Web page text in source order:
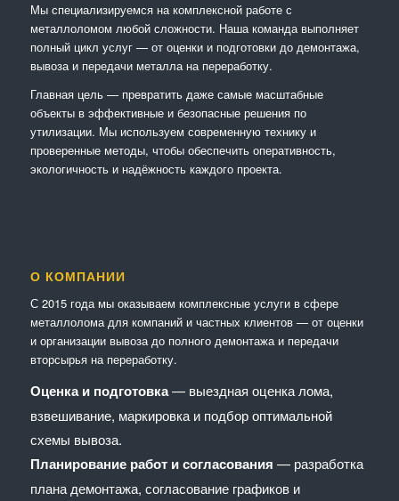
Мы специализируемся на комплексной работе с
металлоломом любой сложности. Наша команда выполняет
полный цикл услуг — от оценки и подготовки до демонтажа,
вывоза и передачи металла на переработку.
Главная цель — превратить даже самые масштабные
объекты в эффективные и безопасные решения по
утилизации. Мы используем современную технику и
проверенные методы, чтобы обеспечить оперативность,
экологичность и надёжность каждого проекта.
О КОМПАНИИ
С 2015 года мы оказываем комплексные услуги в сфере
металлолома для компаний и частных клиентов — от оценки
и организации вывоза до полного демонтажа и передачи
вторсырья на переработку.
Оценка и подготовка— выездная оценка лома,
взвешивание, маркировка и подбор оптимальной
схемы вывоза.
Планирование работ и согласования — разработка
плана демонтажа, согласование графиков и